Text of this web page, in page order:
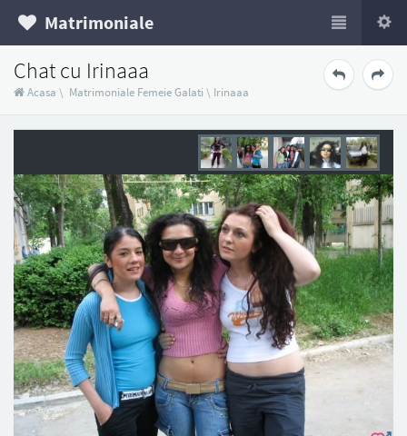
Matrimoniale
Chat cu Irinaaa
Acasa \ Matrimoniale Femeie Galati \ Irinaaa